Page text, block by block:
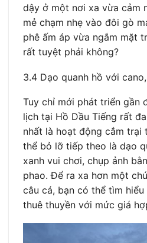
dậy ở một nơi xa vừa cảm
mẻ chạm nhẹ vào đôi gò
phê ấm áp vừa ngắm mặt
rất tuyệt phải không?
3.4 Dạo quanh hồ với
Tuy chỉ mới phát triển gần
lịch tại Hồ Dầu Tiếng rất
nhất là hoạt động cắm trại
thể bỏ lỡ tiếp theo là dạo
xanh vui chơi, chụp ảnh
phao. Để ra xa hơn một
câu cá, bạn có thể tìm
thuê thuyền với mức giá